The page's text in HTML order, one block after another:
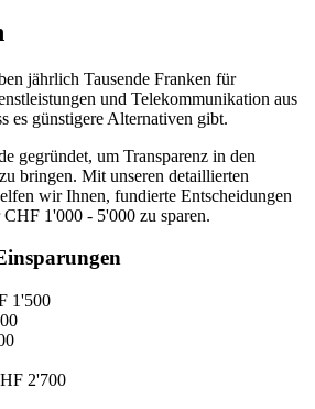
jährlich Tausende Franken für
und Telekommunikation aus
es günstigere Alternativen gibt.
gegründet, um Transparenz in den
bringen. Mit unseren detaillierten
wir Ihnen, fundierte Entscheidungen
1'000 - 5'000 zu sparen.
1'500
2'700